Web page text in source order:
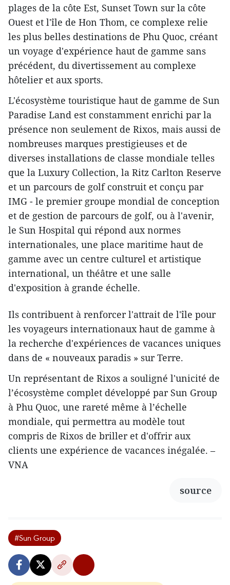
plages de la côte Est, Sunset Town sur la côte
Ouest et l'île de Hon Thom, ce complexe relie
les plus belles destinations de Phu Quoc, créant
un voyage d'expérience haut de gamme sans
précédent, du divertissement au complexe
hôtelier et aux sports.
L'écosystème touristique haut de gamme de Sun
Paradise Land est constamment enrichi par la
présence non seulement de Rixos, mais aussi de
nombreuses marques prestigieuses et de
diverses installations de classe mondiale telles
que la Luxury Collection, la Ritz Carlton Reserve
et un parcours de golf construit et conçu par
IMG - le premier groupe mondial de conception
et de gestion de parcours de golf, ou à l'avenir,
le Sun Hospital qui répond aux normes
internationales, une place maritime haut de
gamme avec un centre culturel et artistique
international, un théâtre et une salle
d'exposition à grande échelle.
Ils contribuent à renforcer l'attrait de l'île pour
les voyageurs internationaux haut de gamme à
la recherche d'expériences de vacances uniques
dans de « nouveaux paradis » sur Terre.
Un représentant de Rixos a souligné l'unicité de
l’écosystème complet développé par Sun Group
à Phu Quoc, une rareté même à l’échelle
mondiale, qui permettra au modèle tout
compris de Rixos de briller et d'offrir aux
clients une expérience de vacances inégalée. –
VNA
source
#Sun Group